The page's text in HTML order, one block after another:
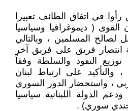
رأوا في اتفاق الطائف تعبيرا
( ديموغرافيا وسياسيا
لصالح المسلمين ، وبالتالي
انتصار فريق على فريق آخر
النفوذ والسلطة وفقاً
والتأكيد على ارتباط لبنان
، واستحضار الدور السوري
الدولة اللبنانية سياسيا